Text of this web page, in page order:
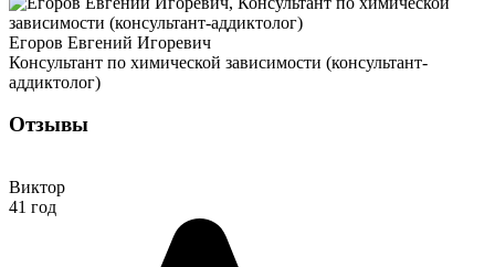
Егоров Евгений Игоревич
Консультант по химической зависимости (консультант-
аддиктолог)
Отзывы
Виктор
41 год